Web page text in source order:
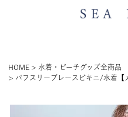
HOME
水着・ビーチグッズ全商品
パフスリーブレースビキニ/水着【